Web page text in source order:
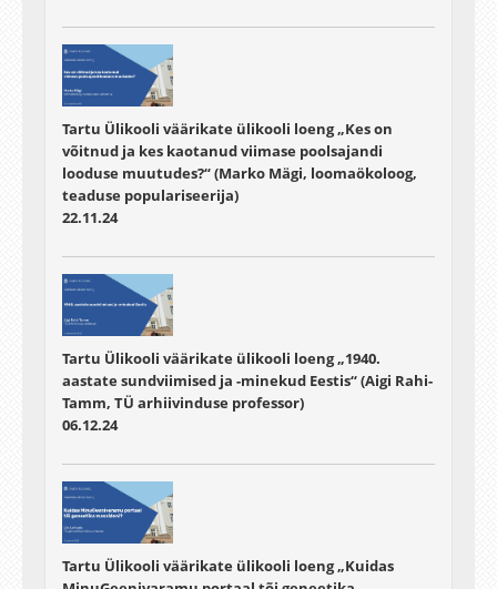
Tartu Ülikooli väärikate ülikooli loeng „Kes on
võitnud ja kes kaotanud viimase poolsajandi
looduse muutudes?“ (Marko Mägi, loomaökoloog,
teaduse populariseerija)
22.11.24
Tartu Ülikooli väärikate ülikooli loeng „1940.
aastate sundviimised ja -minekud Eestis“ (Aigi Rahi-
Tamm, TÜ arhiivinduse professor)
06.12.24
Tartu Ülikooli väärikate ülikooli loeng „Kuidas